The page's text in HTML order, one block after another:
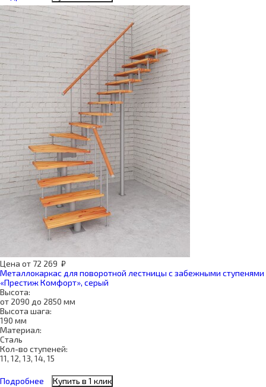
Цена от 72 269 ₽
Металлокаркас для поворотной лестницы с забежными ступенями
«Престиж Комфорт», серый
Высота:
от 2090 до 2850 мм
Высота шага:
190 мм
Материал:
Сталь
Кол-во ступеней:
11, 12, 13, 14, 15
Подробнее Купить в 1 клик